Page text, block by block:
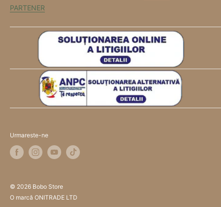
PARTENER
Urmareste-ne
© 2026 Bobo Store
O marcă ONITRADE LTD